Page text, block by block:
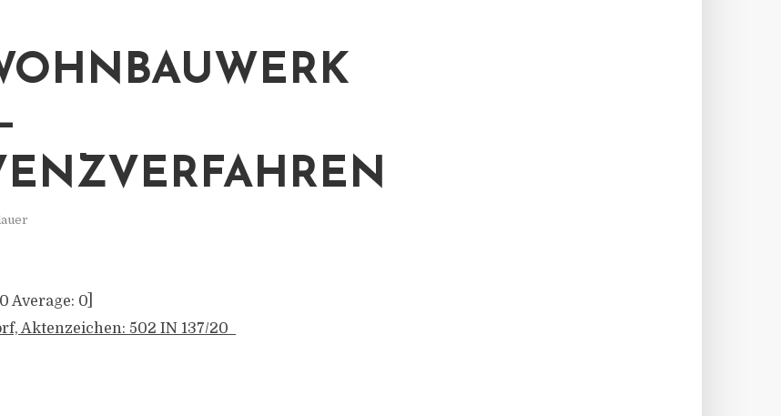
0 Average: 0
Aktenzeichen: 502 IN 137/20